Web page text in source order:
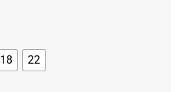
18 22